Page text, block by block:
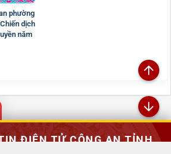
phường
dịch
năm
ĐIỆN TỬ CÔNG AN TỈNH